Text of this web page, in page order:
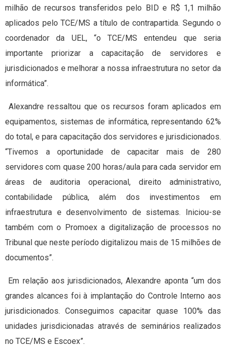
milhão de recursos transferidos pelo BID e R$ 1,1 milhão
aplicados pelo TCE/MS a título de contrapartida. Segundo o
coordenador da UEL, “o TCE/MS entendeu que seria
importante priorizar a capacitação de servidores e
jurisdicionados e melhorar a nossa infraestrutura no setor da
informática”.
Alexandre ressaltou que os recursos foram aplicados em
equipamentos, sistemas de informática, representando 62%
do total, e para capacitação dos servidores e jurisdicionados.
“Tivemos a oportunidade de capacitar mais de 280
servidores com quase 200 horas/aula para cada servidor em
áreas de auditoria operacional, direito administrativo,
contabilidade pública, além dos investimentos em
infraestrutura e desenvolvimento de sistemas. Iniciou-se
também com o Promoex a digitalização de processos no
Tribunal que neste período digitalizou mais de 15 milhões de
documentos”.
Em relação aos jurisdicionados, Alexandre aponta “um dos
grandes alcances foi à implantação do Controle Interno aos
jurisdicionados. Conseguimos capacitar quase 100% das
unidades jurisdicionadas através de seminários realizados
no TCE/MS e Escoex”.